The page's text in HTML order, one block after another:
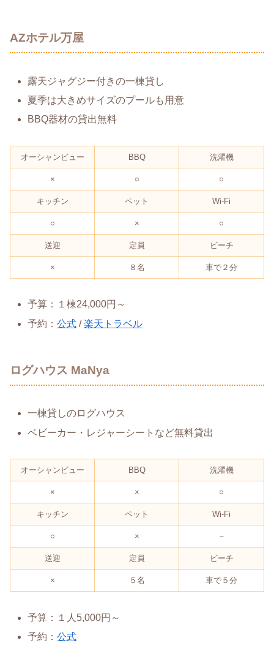
AZホテル万屋
露天ジャグジー付きの一棟貸し
夏季は大きめサイズのプールも用意
BBQ器材の貸出無料
オーシャンビュー BBQ 洗濯機
× ○ ○
キッチン ペット Wi-Fi
○ × ○
送迎 定員 ビーチ
× ８名 車で２分
予算：１棟24,000円～
予約：公式 /楽天トラベル
ログハウス MaNya
一棟貸しのログハウス
ベビーカー・レジャーシートなど無料貸出
オーシャンビュー BBQ 洗濯機
× × ○
キッチン ペット Wi-Fi
○ × －
送迎 定員 ビーチ
× ５名 車で５分
予算：１人5,000円～
予約：公式